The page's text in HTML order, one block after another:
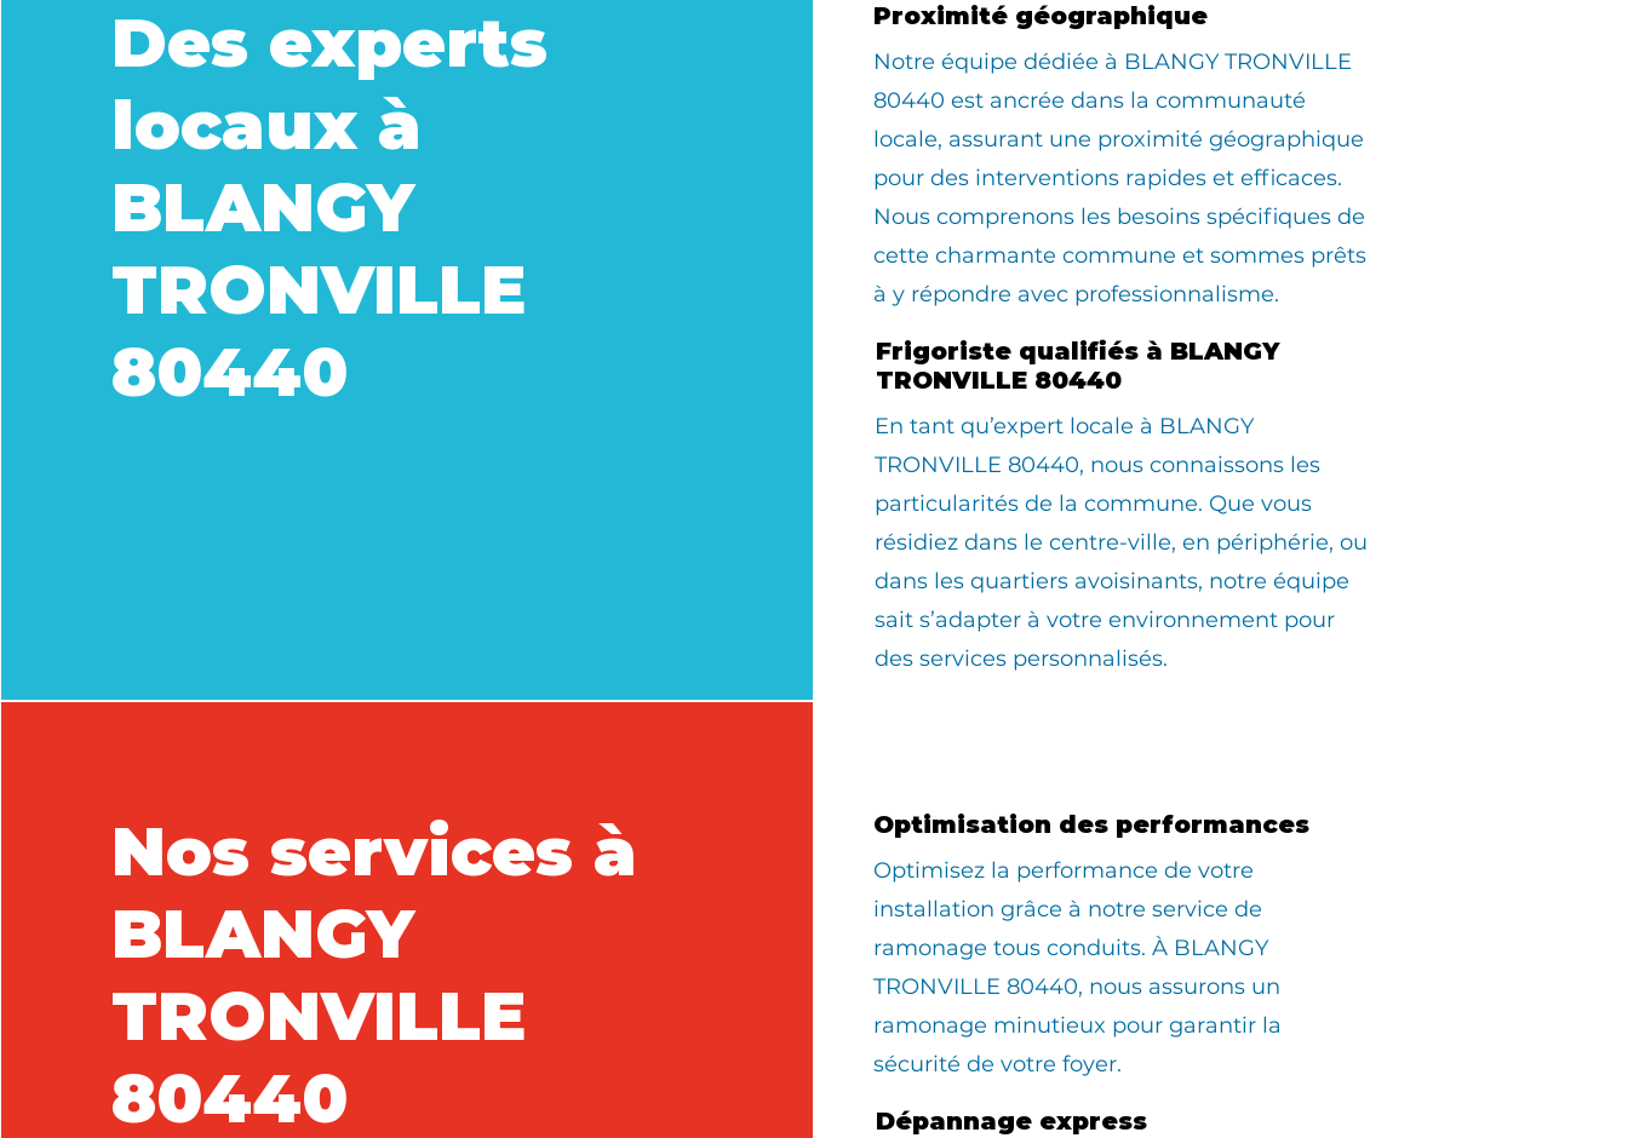
Des experts
locaux à
BLANGY
TRONVILLE
80440
Proximité géographique
​Notre équipe dédiée à BLANGY TRONVILLE
80440 est ancrée dans la communauté
locale, assurant une proximité géographique
pour des interventions rapides et efficaces.
Nous comprenons les besoins spécifiques de
cette charmante commune et sommes prêts
à y répondre avec professionnalisme.
Frigoriste qualifiés à BLANGY
TRONVILLE 80440
En tant qu’expert locale à BLANGY
TRONVILLE 80440, nous connaissons les
particularités de la commune. Que vous
résidiez dans le centre-ville, en périphérie, ou
dans les quartiers avoisinants, notre équipe
sait s’adapter à votre environnement pour
des services personnalisés.
Nos services à
BLANGY
TRONVILLE
80440
Optimisation des performances
Optimisez la performance de votre
installation grâce à notre service de
ramonage tous conduits. À BLANGY
TRONVILLE 80440, nous assurons un
ramonage minutieux pour garantir la
sécurité de votre foyer.
Dépannage express